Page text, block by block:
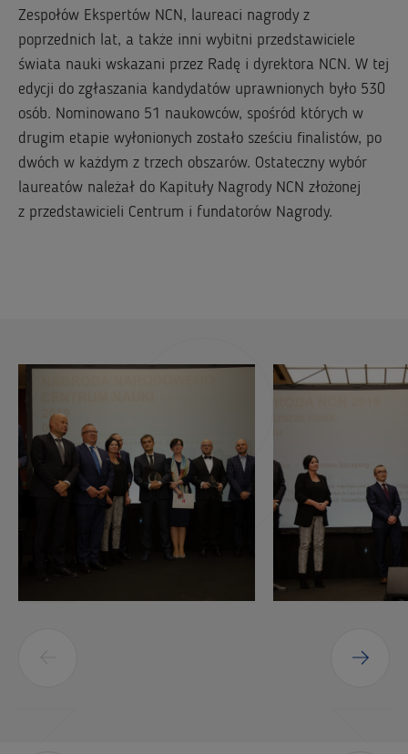
Zespołów Ekspertów NCN, laureaci nagrody z
poprzednich lat, a także inni wybitni przedstawiciele
świata nauki wskazani przez Radę i dyrektora NCN. W tej
edycji do zgłaszania kandydatów uprawnionych było 530
osób. Nominowano 51 naukowców, spośród których w
drugim etapie wyłonionych zostało sześciu finalistów, po
dwóch w każdym z trzech obszarów. Ostateczny wybór
laureatów należał do Kapituły Nagrody NCN złożonej
z przedstawicieli Centrum i fundatorów Nagrody.